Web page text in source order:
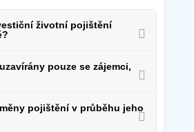
životní pojištění
pouze se zájemci,
pojištění v průběhu jeho